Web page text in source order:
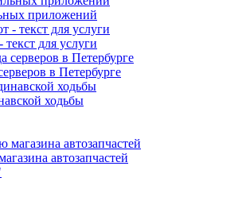
приложений
для услуги
в Петербурге
ходьбы
автозапчастей